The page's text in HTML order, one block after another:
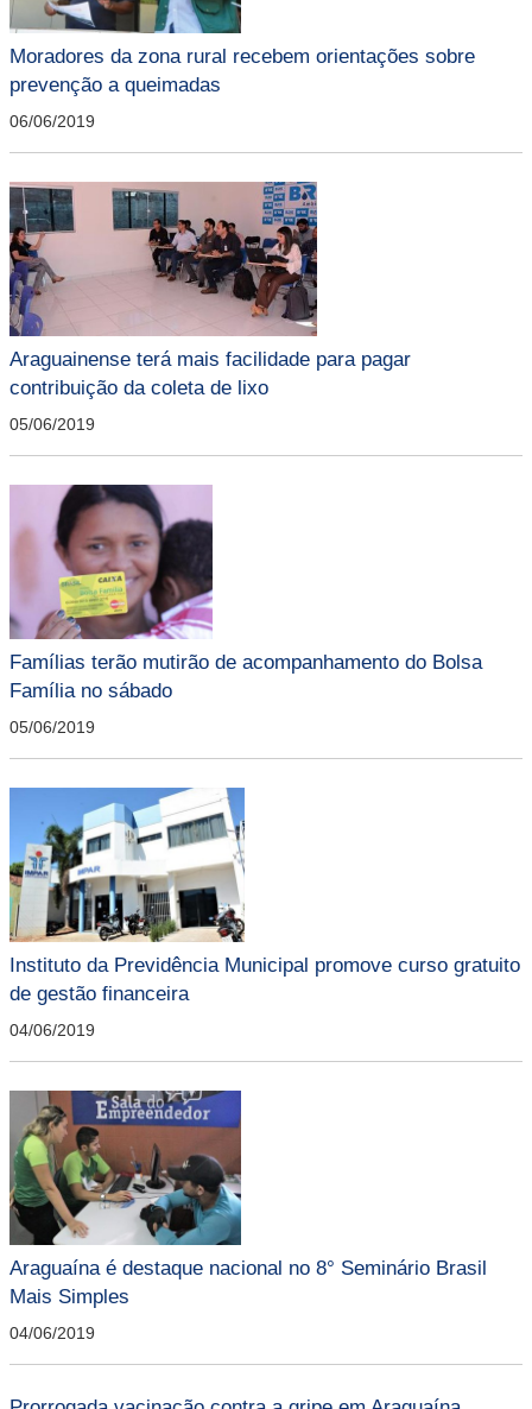
Moradores da zona rural recebem orientações sobre
prevenção a queimadas
06/06/2019
Araguainense terá mais facilidade para pagar
contribuição da coleta de lixo
05/06/2019
Famílias terão mutirão de acompanhamento do Bolsa
Família no sábado
05/06/2019
Instituto da Previdência Municipal promove curso gratuito
de gestão financeira
04/06/2019
Araguaína é destaque nacional no 8° Seminário Brasil
Mais Simples
04/06/2019